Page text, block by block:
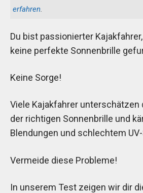
erfahren.
Du bist passionierter
keine perfekte Sonnenbrille
Keine Sorge!
Viele Kajakfahrer unterschätzen
der richtigen Sonnenbrille und
Blendungen und schlechtem
Vermeide diese Probleme!
In unserem Test zeigen wir dir